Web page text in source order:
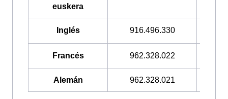
euskera
Inglés 916.496.330
Francés 962.328.022
Alemán 962.328.021